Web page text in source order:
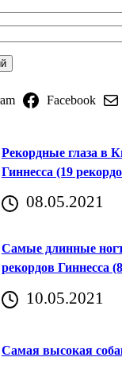
Facebook
Рекордные глаза в
Гиннесса (19
08.05.2021
Самые длинные
рекордов Гиннесса
10.05.2021
Самая высокая